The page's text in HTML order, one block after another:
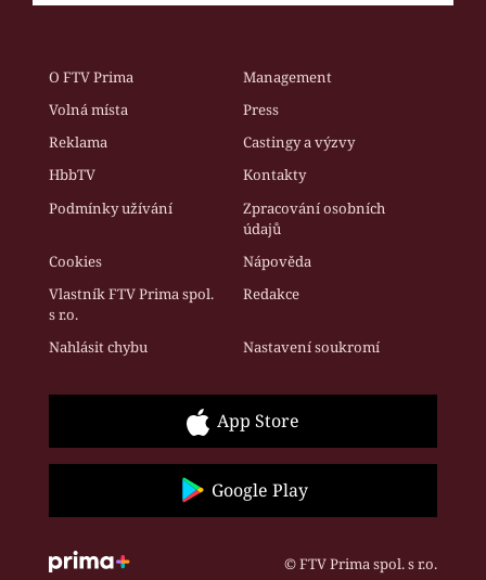
O FTV Prima
Management
Volná místa
Press
Reklama
Castingy a výzvy
HbbTV
Kontakty
Podmínky užívání
Zpracování osobních
údajů
Cookies
Nápověda
Vlastník FTV Prima spol.
s r.o.
Redakce
Nahlásit chybu Nastavení soukromí
App Store
Google Play
© FTV Prima spol. s r.o.